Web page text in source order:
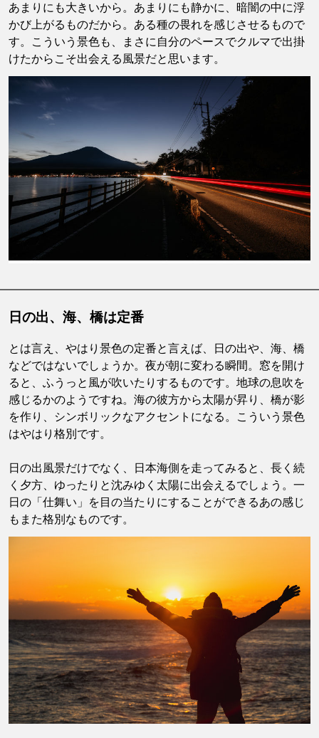
あまりにも大きいから。あまりにも静かに、暗闇の中に浮
かび上がるものだから。ある種の畏れを感じさせるもので
す。こういう景色も、まさに自分のペースでクルマで出掛
けたからこそ出会える風景だと思います。
日の出、海、橋は定番
とは言え、やはり景色の定番と言えば、日の出や、海、橋
などではないでしょうか。夜が朝に変わる瞬間。窓を開け
ると、ふうっと風が吹いたりするものです。地球の息吹を
感じるかのようですね。海の彼方から太陽が昇り、橋が影
を作り、シンボリックなアクセントになる。こういう景色
はやはり格別です。
日の出風景だけでなく、日本海側を走ってみると、長く続
く夕方、ゆったりと沈みゆく太陽に出会えるでしょう。一
日の「仕舞い」を目の当たりにすることができるあの感じ
もまた格別なものです。